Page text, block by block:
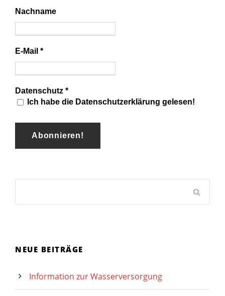
Nachname
E-Mail *
Datenschutz *
Ich habe die Datenschutzerklärung gelesen!
NEUE BEITRÄGE
Information zur Wasserversorgung